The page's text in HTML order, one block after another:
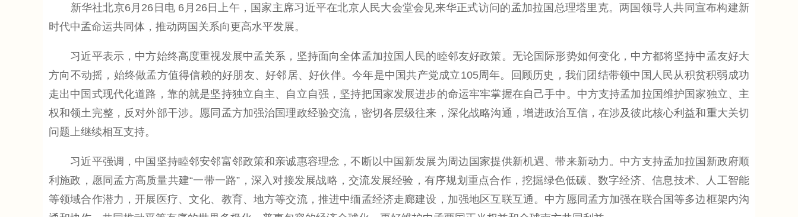
新华社北京6月26日电 6月26日上午，国家主席习近平在北京人民大会堂会见来华正式访问的孟加拉国总理塔里克。两国领导人共同宣布构建新
时代中孟命运共同体，推动两国关系向更高水平发展。
习近平表示，中方始终高度重视发展中孟关系，坚持面向全体孟加拉国人民的睦邻友好政策。无论国际形势如何变化，中方都将坚持中孟友好大
方向不动摇，始终做孟方值得信赖的好朋友、好邻居、好伙伴。今年是中国共产党成立105周年。回顾历史，我们团结带领中国人民从积贫积弱成功
走出中国式现代化道路，靠的就是坚持独立自主、自立自强，坚持把国家发展进步的命运牢牢掌握在自己手中。中方支持孟加拉国维护国家独立、主
权和领土完整，反对外部干涉。愿同孟方加强治国理政经验交流，密切各层级往来，深化战略沟通，增进政治互信，在涉及彼此核心利益和重大关切
问题上继续相互支持。
习近平强调，中国坚持睦邻安邻富邻政策和亲诚惠容理念，不断以中国新发展为周边国家提供新机遇、带来新动力。中方支持孟加拉国新政府顺
利施政，愿同孟方高质量共建“一带一路”，深入对接发展战略，交流发展经验，有序规划重点合作，挖掘绿色低碳、数字经济、信息技术、人工智能
等领域合作潜力，开展医疗、文化、教育、地方等交流，推进中缅孟经济走廊建设，加强地区互联互通。中方愿同孟方加强在联合国等多边框架内沟